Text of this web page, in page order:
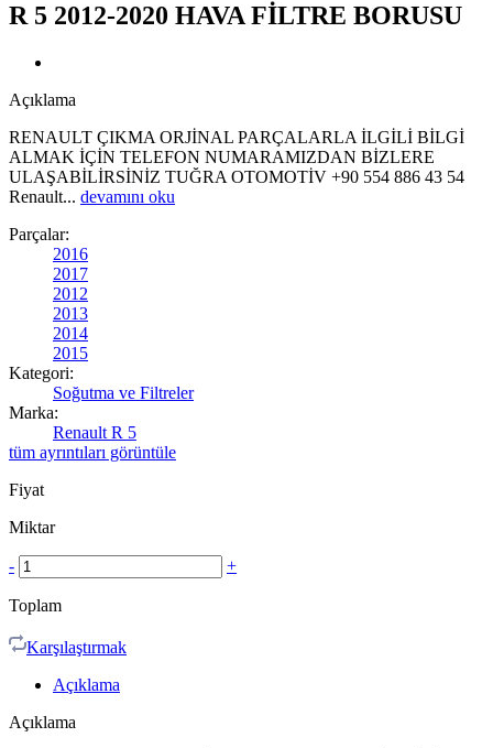
R 5 2012-2020 HAVA FİLTRE BORUSU
Açıklama
RENAULT ÇIKMA ORJİNAL PARÇALARLA İLGİLİ BİLGİ
ALMAK İÇİN TELEFON NUMARAMIZDAN BİZLERE
ULAŞABİLİRSİNİZ TUĞRA OTOMOTİV +90 554 886 43 54
Renault... devamını oku
Parçalar:
2016
2017
2012
2013
2014
2015
Kategori:
Soğutma ve Filtreler
Marka:
Renault R 5
tüm ayrıntıları görüntüle
Fiyat
Miktar
- +
Toplam
Karşılaştırmak
Açıklama
Açıklama